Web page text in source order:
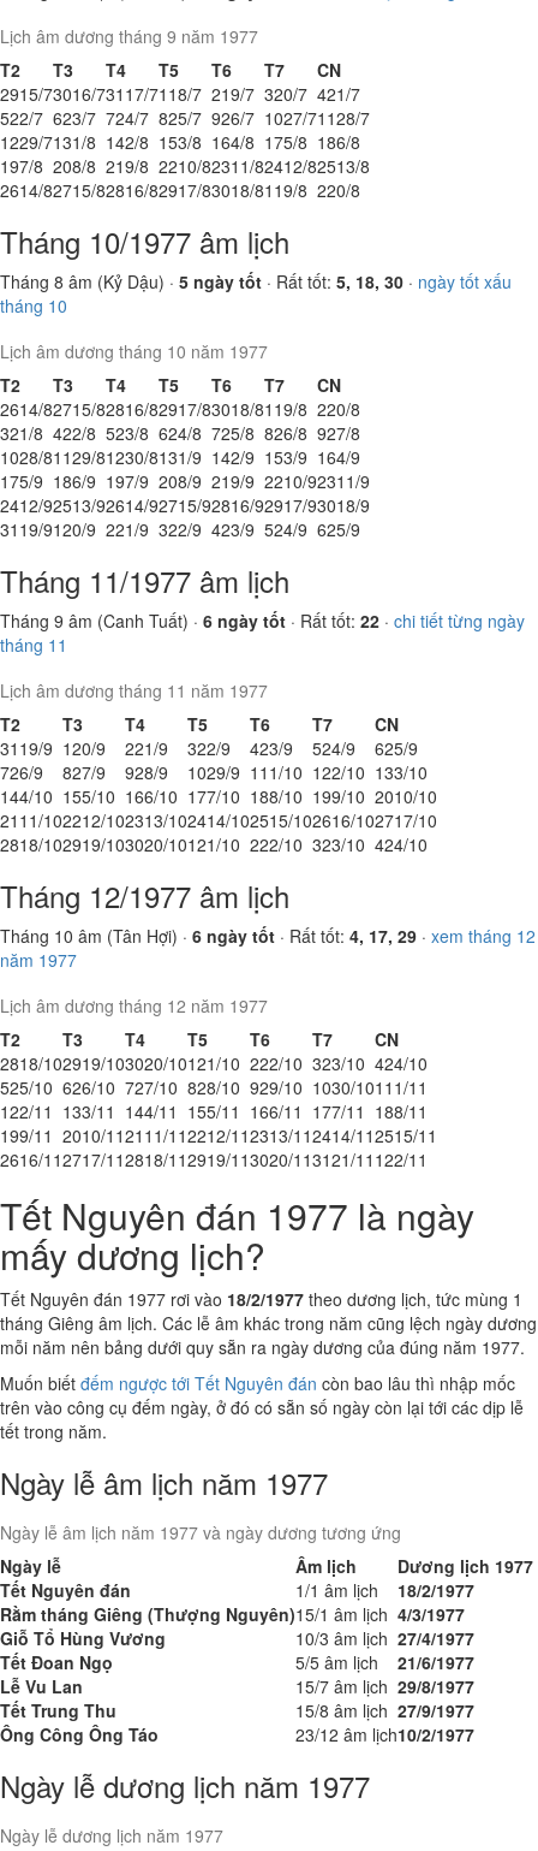
Lịch âm dương tháng 9 năm 1977
T2
T3 T4 T5 T6 T7
CN
2915/73016/731 17/71 18/7 219/7 320/7 421/7
522/7 623/7 724/7 825/7 926/7 1027/71128/7
1229/7131/8 142/8 153/8 164/8 175/8 186/8
197/8 208/8 219/8 2210/82311/82412/82513/8
2614/82715/82816/82917/83018/81 19/8 220/8
Tháng 10/1977 âm lịch
Tháng 8 âm (Kỷ Dậu) · 5 ngày tốt · Rất tốt: 5, 18, 30 · ngày tốt xấu
tháng 10
Lịch âm dương tháng 10 năm 1977
T2
T3 T4 T5 T6 T7
CN
2614/82715/82816/82917/83018/81 19/8 220/8
321/8 422/8 523/8 624/8 725/8 826/8 927/8
1028/81129/81230/8131/9 142/9 153/9 164/9
175/9 186/9 197/9 208/9 219/9 2210/92311/9
2412/92513/92614/92715/92816/92917/93018/9
31 19/9120/9 221/9 322/9 423/9 524/9 625/9
Tháng 11/1977 âm lịch
Tháng 9 âm (Canh Tuất) · 6 ngày tốt · Rất tốt: 22 · chi tiết từng ngày
tháng 11
Lịch âm dương tháng 11 năm 1977
T2
T3 T4 T5 T6 T7
CN
31 19/9 120/9 221/9 322/9 423/9 524/9 625/9
726/9 827/9 928/9 1029/9 11 1/10 122/10 133/10
144/10 155/10 166/10 177/10 188/10 199/10 2010/10
21 11/102212/102313/102414/102515/102616/102717/10
2818/102919/103020/10121/10 222/10 323/10 424/10
Tháng 12/1977 âm lịch
Tháng 10 âm (Tân Hợi) · 6 ngày tốt · Rất tốt: 4, 17, 29 · xem tháng 12
năm 1977
Lịch âm dương tháng 12 năm 1977
T2
T3 T4 T5 T6 T7
CN
2818/102919/103020/10121/10 222/10 323/10 424/10
525/10 626/10 727/10 828/10 929/10 1030/1011 1/11
122/11 133/11 144/11 155/11 166/11 177/11 188/11
199/11 2010/1121 11/112212/112313/112414/112515/11
2616/112717/112818/112919/113020/113121/11 122/11
Tết Nguyên đán 1977 là ngày
mấy dương lịch?
Tết Nguyên đán 1977 rơi vào 18/2/1977 theo dương lịch, tức mùng 1
tháng Giêng âm lịch. Các lễ âm khác trong năm cũng lệch ngày dương
mỗi năm nên bảng dưới quy sẵn ra ngày dương của đúng năm 1977.
Muốn biết đếm ngược tới Tết Nguyên đán còn bao lâu thì nhập mốc
trên vào công cụ đếm ngày, ở đó có sẵn số ngày còn lại tới các dịp lễ
tết trong năm.
Ngày lễ âm lịch năm 1977
Ngày lễ âm lịch năm 1977 và ngày dương tương ứng
Ngày lễ
Âm lịch
Dương lịch 1977
Tết Nguyên đán
1/1 âm lịch
18/2/1977
Rằm tháng Giêng (Thượng Nguyên)15/1 âm lịch 4/3/1977
Giỗ Tổ Hùng Vương
10/3 âm lịch 27/4/1977
Tết Đoan Ngọ
5/5 âm lịch
21/6/1977
Lễ Vu Lan
15/7 âm lịch 29/8/1977
Tết Trung Thu
15/8 âm lịch 27/9/1977
Ông Công Ông Táo
23/12 âm lịch10/2/1977
Ngày lễ dương lịch năm 1977
Ngày lễ dương lịch năm 1977